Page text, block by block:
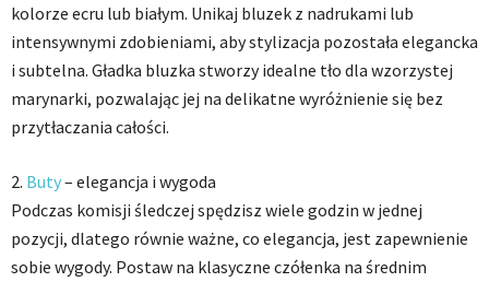
kolorze ecru lub białym. Unikaj bluzek z nadrukami lub
intensywnymi zdobieniami, aby stylizacja pozostała elegancka
i subtelna. Gładka bluzka stworzy idealne tło dla wzorzystej
marynarki, pozwalając jej na delikatne wyróżnienie się bez
przytłaczania całości.
2. Buty– elegancja i wygoda
Podczas komisji śledczej spędzisz wiele godzin w jednej
pozycji, dlatego równie ważne, co elegancja, jest zapewnienie
sobie wygody. Postaw na klasyczne czółenka na średnim